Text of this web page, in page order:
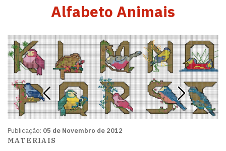
Alfabeto Animais
Publicação: 05 de Novembro de 2012
MATERIAIS